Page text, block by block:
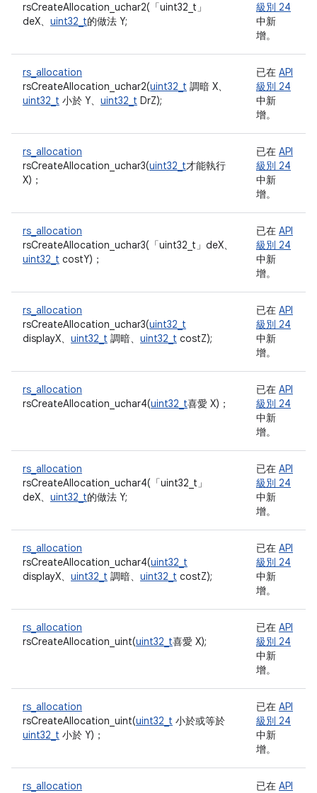
rsCreateAllocation_uchar2(「uint32_t」
deX、 uint32_t的做法 Y;
級別 24
中新
增。
rs_allocation
rsCreateAllocation_uchar2(uint32_t 調暗 X、
uint32_t 小於 Y、 uint32_t DrZ);
已在 API
級別 24
中新
增。
rs_allocation
rsCreateAllocation_uchar3(uint32_t才能執行
X)；
已在 API
級別 24
中新
增。
rs_allocation
rsCreateAllocation_uchar3(「uint32_t」 deX、
uint32_t costY)；
已在 API
級別 24
中新
增。
rs_allocation
rsCreateAllocation_uchar3(uint32_t
displayX、 uint32_t 調暗、 uint32_t costZ);
已在 API
級別 24
中新
增。
rs_allocation
rsCreateAllocation_uchar4(uint32_t喜愛 X)；
已在 API
級別 24
中新
增。
rs_allocation
rsCreateAllocation_uchar4(「uint32_t」
deX、 uint32_t的做法 Y;
已在 API
級別 24
中新
增。
rs_allocation
rsCreateAllocation_uchar4(uint32_t
displayX、 uint32_t 調暗、 uint32_t costZ);
已在 API
級別 24
中新
增。
rs_allocation
rsCreateAllocation_uint(uint32_t喜愛 X);
已在 API
級別 24
中新
增。
rs_allocation
rsCreateAllocation_uint(uint32_t 小於或等於
uint32_t 小於 Y)；
已在 API
級別 24
中新
增。
rs_allocation
已在 API